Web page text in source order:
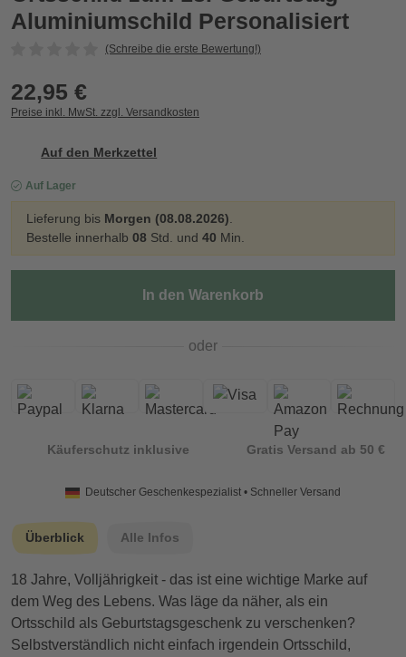
Aluminiumschild Personalisiert
(Schreibe die erste Bewertung!)
22,95 €
Preise inkl. MwSt. zzgl. Versandkosten
Auf den Merkzettel
Auf Lager
Lieferung bis Morgen (08.08.2026).
Bestelle innerhalb 08 Std. und 40 Min.
In den Warenkorb
oder
Käuferschutz inklusive Gratis Versand ab 50 €
Deutscher Geschenkespezialist • Schneller Versand
Überblick Alle Infos
18 Jahre, Volljährigkeit - das ist eine wichtige Marke auf
dem Weg des Lebens. Was läge da näher, als ein
Ortsschild als Geburtstagsgeschenk zu verschenken?
Selbstverständlich nicht einfach irgendein Ortsschild,